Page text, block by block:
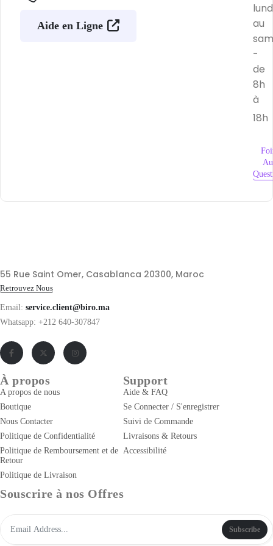
Aide en Ligne
au
-
de
8h
à
18h
55 Rue Saint Omer, Casablanca 20300, Maroc
Retrouvez Nous
Email: service.client@biro.ma
Whatsapp: +212 640-307847
À propos
A propos de nous
Boutique
Nous Contacter
Politique de Confidentialité
Politique de Remboursement et de
Retour
Politique de Livraison
Support
Aide & FAQ
Se Connecter / S'enregistrer
Suivi de Commande
Livraisons & Retours
Accessibilité
Souscrire à nos Offres
Subscribe